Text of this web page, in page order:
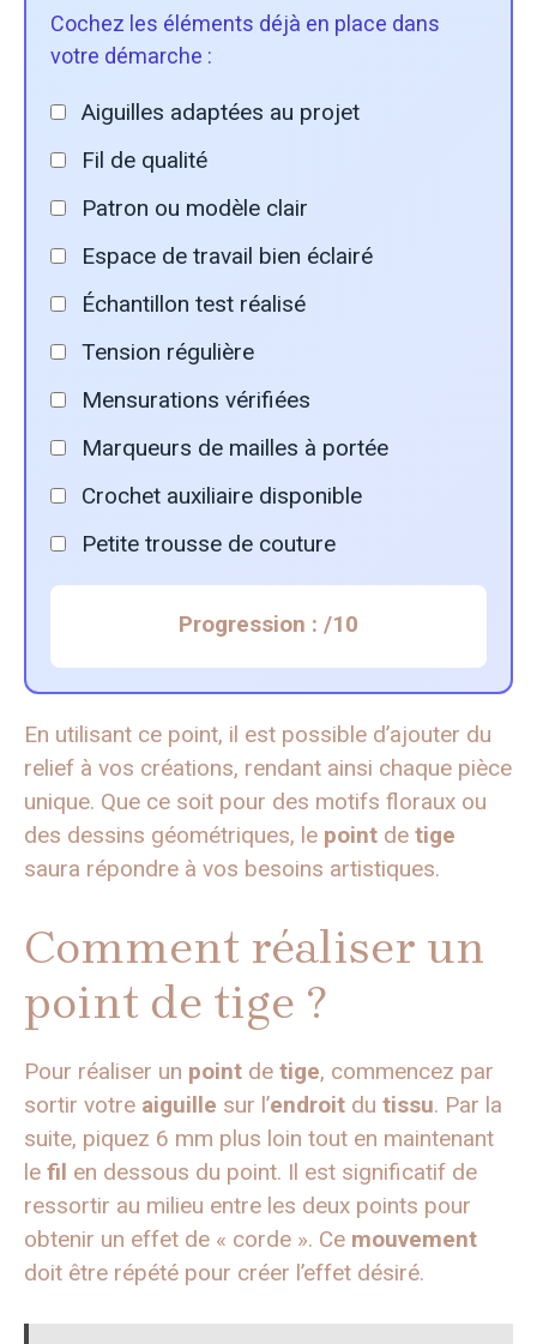
Cochez les éléments déjà en place dans
votre démarche :
Aiguilles adaptées au projet
Fil de qualité
Patron ou modèle clair
Espace de travail bien éclairé
Échantillon test réalisé
Tension régulière
Mensurations vérifiées
Marqueurs de mailles à portée
Crochet auxiliaire disponible
Petite trousse de couture
Progression : /10
En utilisant ce point, il est possible d’ajouter du
relief à vos créations, rendant ainsi chaque pièce
unique. Que ce soit pour des motifs floraux ou
des dessins géométriques, le point de tige
saura répondre à vos besoins artistiques.
Comment réaliser un
point de tige ?
Pour réaliser un point de tige, commencez par
sortir votre aiguille sur l’endroit du tissu. Par la
suite, piquez 6 mm plus loin tout en maintenant
le fil en dessous du point. Il est significatif de
ressortir au milieu entre les deux points pour
obtenir un effet de « corde ». Ce mouvement
doit être répété pour créer l’effet désiré.